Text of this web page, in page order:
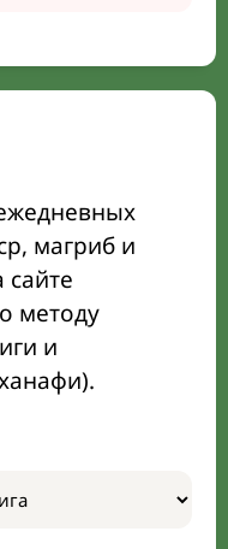
магриб и
методу
и